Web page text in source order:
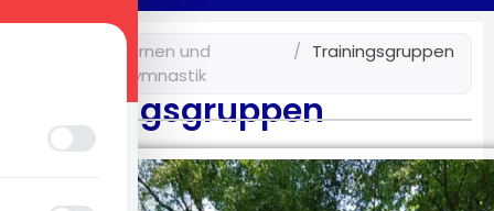
Turnen und
Gymnastik
/ Trainingsgruppen
Trainingsgruppen
Sehbehinderten-Modus